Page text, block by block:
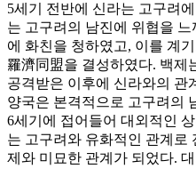
5세기 전반에 신라는 고구려
는 고구려의 남진에 위협을
에 화친을 청하였고, 이를 계
羅濟同盟을 결성하였다. 백제
공격받은 이후에 신라와의 관
양국은 본격적으로 고구려의
6세기에 접어들어 대외적인
는 고구려와 유화적인 관계로
제와 미묘한 관계가 되었다.